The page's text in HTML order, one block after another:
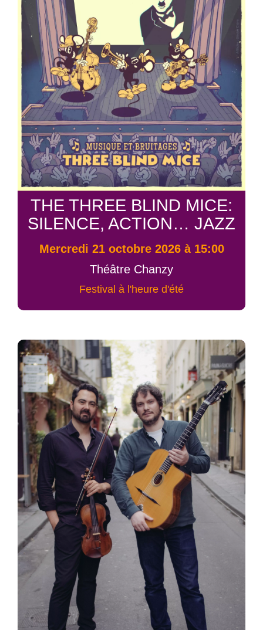
THE THREE BLIND MICE:
SILENCE, ACTION… JAZZ
mercredi 21 octobre 2026 à 15:00
Théâtre Chanzy
Festival à l'heure d'été